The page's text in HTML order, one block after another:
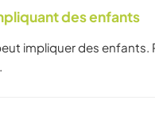
des enfants
impliquer des enfants.
.